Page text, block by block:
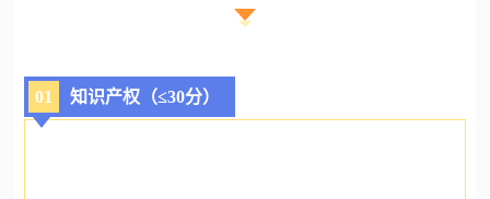
01 知识产权（≤30分）